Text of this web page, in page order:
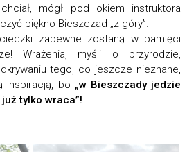
mógł pod okiem instruktora
piękno Bieszczad „z góry”.
zapewne zostaną w pamięci
Wrażenia, myśli o przyrodzie,
tego, co jeszcze nieznane,
inspiracją, bo „w Bieszczady jedzie
tylko wraca”!